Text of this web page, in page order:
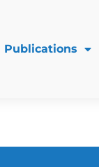
Publications